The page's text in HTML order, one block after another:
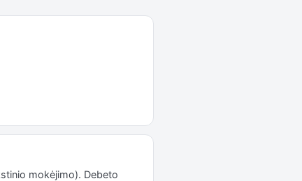
mokėjimo). Debeto